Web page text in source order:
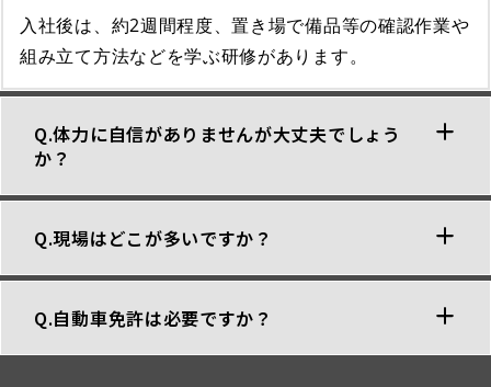
入社後は、約2週間程度、置き場で備品等の確認作業や
組み立て方法などを学ぶ研修があります。
Q.体力に自信がありませんが大丈夫でしょう
か？
Q.現場はどこが多いですか？
Q.自動車免許は必要ですか？